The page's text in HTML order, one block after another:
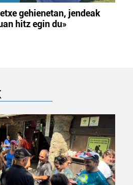
gehienetan, jendeak
hitz egin du»